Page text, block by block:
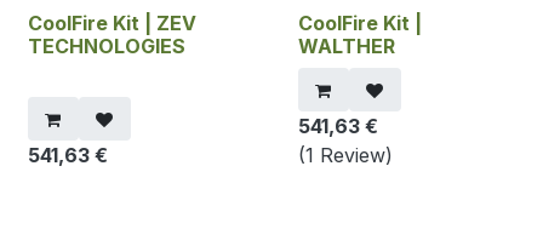
CoolFire Kit | ZEV
TECHNOLOGIES
541,63 €
CoolFire Kit |
WALTHER
541,63€
(1 Review)